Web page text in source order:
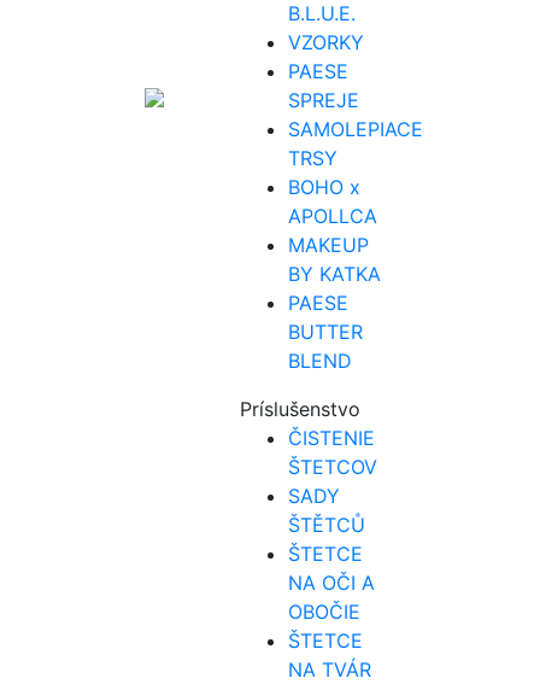
B.L.U.E.
VZORKY
PAESE
SPREJE
SAMOLEPIACE
TRSY
BOHO x
APOLLCA
MAKEUP
BY KATKA
PAESE
BUTTER
BLEND
Príslušenstvo
ČISTENIE
ŠTETCOV
SADY
ŠTĚTCŮ
ŠTETCE
NA OČI A
OBOČIE
ŠTETCE
NA TVÁR